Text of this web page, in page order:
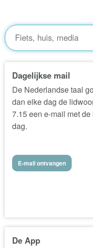
Dagelijkse mail
De Nederlandse taal
dan elke dag de
7.15 een e-mail met
dag.
E-mail ontvangen
De App